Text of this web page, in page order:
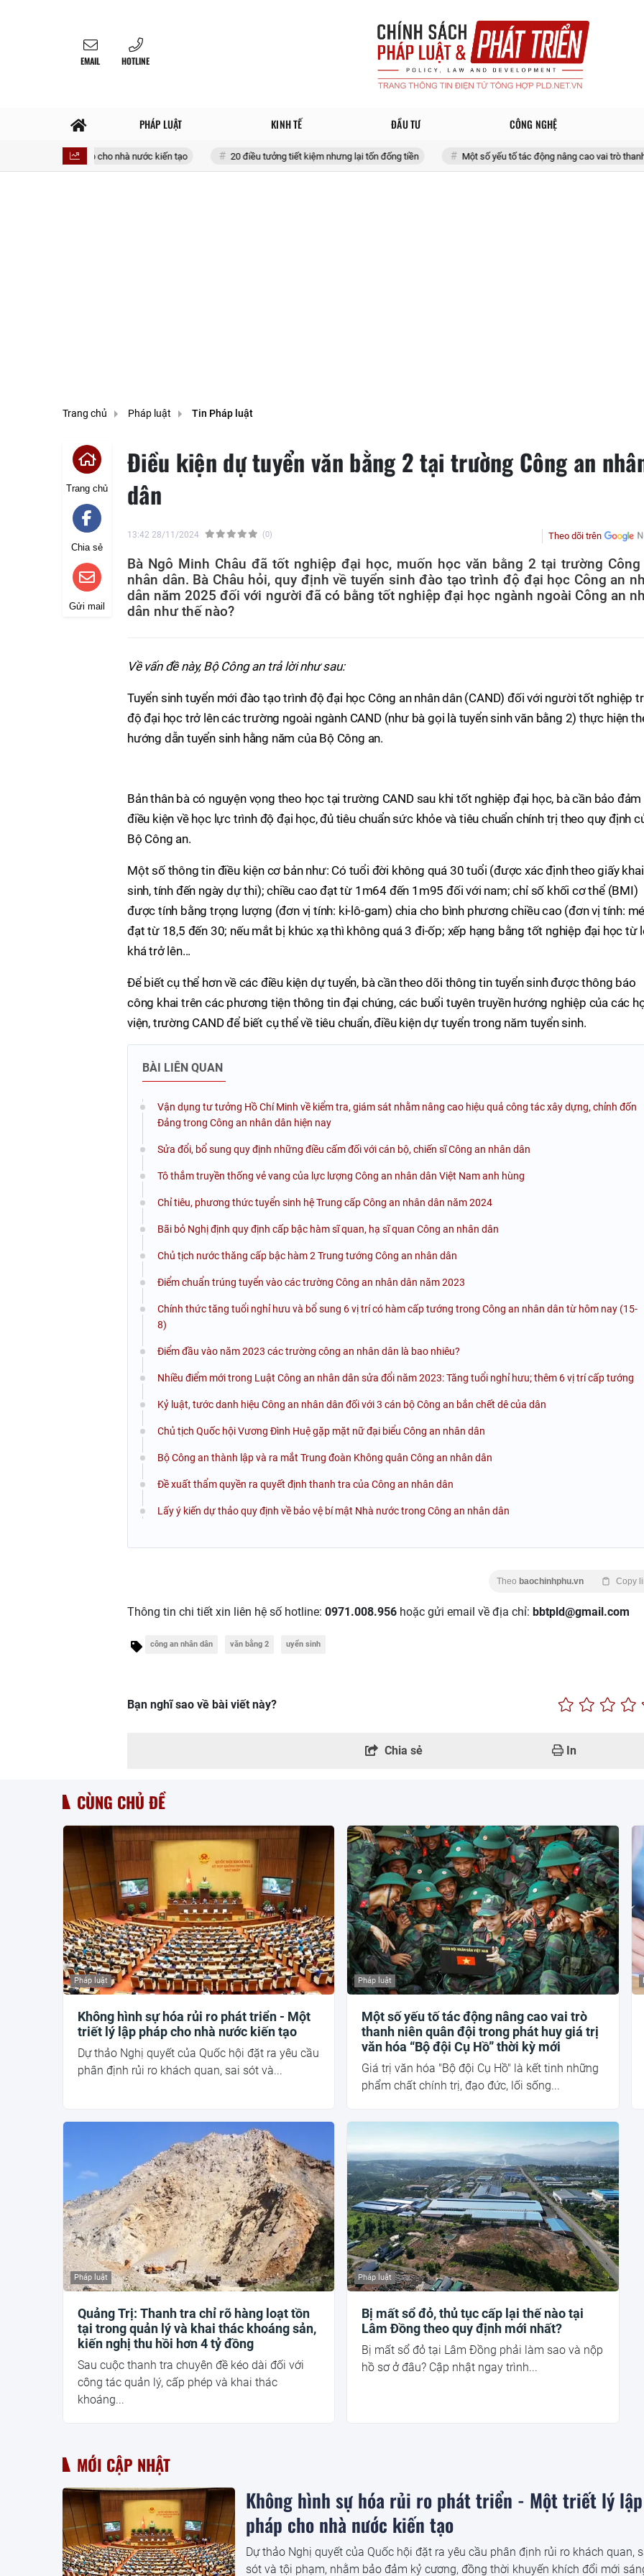
EMAIL HOTLINE
PHÁP LUẬT KINH TẾ ĐẦU TƯ CÔNG NGHỆ
lập pháp cho nhà nước kiến tạo 20 điều tưởng tiết kiệm nhưng lại tốn đống tiền Một số yếu tố tác động nâng cao vai trò thanh niên quân
Trang chủ Pháp luật Tin Pháp luật
Trang chủ
Chia sẻ
Gửi mail
Điều kiện dự tuyển văn bằng 2 tại trường Công an
dân
13:42 28/11/2024 (0) Theo dõi trên
Bà Ngô Minh Châu đã tốt nghiệp đại học, muốn học văn bằng 2 tại trường Công
nhân dân. Bà Châu hỏi, quy định về tuyển sinh đào tạo trình độ đại học Công an
dân năm 2025 đối với người đã có bằng tốt nghiệp đại học ngành ngoài Công an
dân như thế nào?
Về vấn đề này, Bộ Công an trả lời như sau:
Tuyển sinh tuyển mới đào tạo trình độ đại học Công an nhân dân (CAND) đối với người tốt nghiệp
độ đại học trở lên các trường ngoài ngành CAND (như bà gọi là tuyển sinh văn bằng 2) thực hiện
hướng dẫn tuyển sinh hằng năm của Bộ Công an.
Bản thân bà có nguyện vọng theo học tại trường CAND sau khi tốt nghiệp đại học, bà cần bảo đảm
điều kiện về học lực trình độ đại học, đủ tiêu chuẩn sức khỏe và tiêu chuẩn chính trị theo quy định
Bộ Công an.
Một số thông tin điều kiện cơ bản như: Có tuổi đời không quá 30 tuổi (được xác định theo giấy khai
sinh, tính đến ngày dự thi); chiều cao đạt từ 1m64 đến 1m95 đối với nam; chỉ số khối cơ thể (BMI)
được tính bằng trọng lượng (đơn vị tính: ki-lô-gam) chia cho bình phương chiều cao (đơn vị tính:
đạt từ 18,5 đến 30; nếu mắt bị khúc xạ thì không quá 3 đi-ốp; xếp hạng bằng tốt nghiệp đại học từ
khá trở lên...
Để biết cụ thể hơn về các điều kiện dự tuyển, bà cần theo dõi thông tin tuyển sinh được thông báo
công khai trên các phương tiện thông tin đại chúng, các buổi tuyên truyền hướng nghiệp của các
viện, trường CAND để biết cụ thể về tiêu chuẩn, điều kiện dự tuyển trong năm tuyển sinh.
BÀI LIÊN QUAN
Vận dụng tư tưởng Hồ Chí Minh về kiểm tra, giám sát nhằm nâng cao hiệu quả công tác xây dựng, chỉnh đốn
Đảng trong Công an nhân dân hiện nay
Sửa đổi, bổ sung quy định những điều cấm đối với cán bộ, chiến sĩ Công an nhân dân
Tô thắm truyền thống vẻ vang của lực lượng Công an nhân dân Việt Nam anh hùng
Chỉ tiêu, phương thức tuyển sinh hệ Trung cấp Công an nhân dân năm 2024
Bãi bỏ Nghị định quy định cấp bậc hàm sĩ quan, hạ sĩ quan Công an nhân dân
Chủ tịch nước thăng cấp bậc hàm 2 Trung tướng Công an nhân dân
Điểm chuẩn trúng tuyển vào các trường Công an nhân dân năm 2023
Chính thức tăng tuổi nghỉ hưu và bổ sung 6 vị trí có hàm cấp tướng trong Công an nhân dân từ hôm nay (15-
8)
Điểm đầu vào năm 2023 các trường công an nhân dân là bao nhiêu?
Nhiều điểm mới trong Luật Công an nhân dân sửa đổi năm 2023: Tăng tuổi nghỉ hưu; thêm 6 vị trí cấp tướng
Kỷ luật, tước danh hiệu Công an nhân dân đối với 3 cán bộ Công an bắn chết dê của dân
Chủ tịch Quốc hội Vương Đình Huệ gặp mặt nữ đại biểu Công an nhân dân
Bộ Công an thành lập và ra mắt Trung đoàn Không quân Công an nhân dân
Đề xuất thẩm quyền ra quyết định thanh tra của Công an nhân dân
Lấy ý kiến dự thảo quy định về bảo vệ bí mật Nhà nước trong Công an nhân dân
Theo baochinhphu.vn Copy
Thông tin chi tiết xin liên hệ số hotline: 0971.008.956 hoặc gửi email về địa chỉ: bbtpld@gmail.com
công an nhân dân văn bằng 2 uyển sinh
Bạn nghĩ sao về bài viết này?
Chia sẻ In
CÙNG CHỦ ĐỀ
Pháp luật
Không hình sự hóa rủi ro phát triển - Một
triết lý lập pháp cho nhà nước kiến tạo
Dự thảo Nghị quyết của Quốc hội đặt ra yêu cầu
phân định rủi ro khách quan, sai sót và...
Pháp luật
Một số yếu tố tác động nâng cao vai trò
thanh niên quân đội trong phát huy giá trị
văn hóa “Bộ đội Cụ Hồ” thời kỳ mới
Giá trị văn hóa "Bộ đội Cụ Hồ" là kết tinh những
phẩm chất chính trị, đạo đức, lối sống...
Pháp luật
Quảng Trị: Thanh tra chỉ rõ hàng loạt tồn
tại trong quản lý và khai thác khoáng sản,
kiến nghị thu hồi hơn 4 tỷ đồng
Sau cuộc thanh tra chuyên đề kéo dài đối với
công tác quản lý, cấp phép và khai thác
khoáng...
Pháp luật
Bị mất sổ đỏ, thủ tục cấp lại thế nào tại
Lâm Đồng theo quy định mới nhất?
Bị mất sổ đỏ tại Lâm Đồng phải làm sao và nộp
hồ sơ ở đâu? Cập nhật ngay trình...
MỚI CẬP NHẬT
Không hình sự hóa rủi ro phát triển - Một triết lý lập
pháp cho nhà nước kiến tạo
Dự thảo Nghị quyết của Quốc hội đặt ra yêu cầu phân định rủi ro khách quan,
sót và tội phạm, nhằm bảo đảm kỷ cương, đồng thời khuyến khích đổi mới